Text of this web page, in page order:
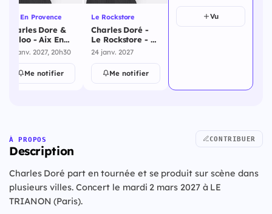
Aix En Provence
Charles Dore &
Chiloo - Aix En
Provence - 23
janvier 2027
23 janv. 2027, 20h30
Me notifier
Le Rockstore
Charles Doré -
Le Rockstore - 24
janvier 2027
24 janv. 2027
Me notifier
Vu
À PROPOS
Description
CONTRIBUER
Charles Doré part en tournée et se produit sur scène dans
plusieurs villes. Concert le mardi 2 mars 2027 à LE
TRIANON (Paris).